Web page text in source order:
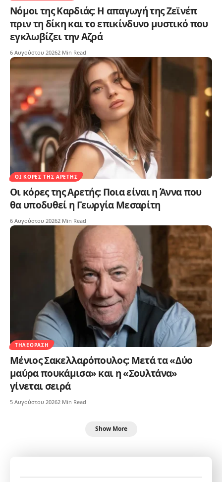
Νόμοι της Καρδιάς: Η απαγωγή της Ζεϊνέπ
πριν τη δίκη και το επικίνδυνο μυστικό που
εγκλωβίζει την Αζρά
6 Αυγούστου 20262 Min Read
ΟΙ ΚΌΡΕΣ ΤΗΣ ΑΡΕΤΉΣ
Οι κόρες της Αρετής: Ποια είναι η Άννα που
θα υποδυθεί η Γεωργία Μεσαρίτη
6 Αυγούστου 20262 Min Read
ΤΗΛΕΌΡΑΣΗ
Μένιος Σακελλαρόπουλος: Μετά τα «Δύο
μαύρα πουκάμισα» και η «Σουλτάνα»
γίνεται σειρά
5 Αυγούστου 20262 Min Read
Show More